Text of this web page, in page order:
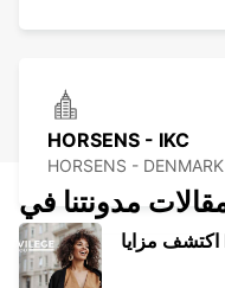
HORSENS - IKC
HORSENS - DENMARK